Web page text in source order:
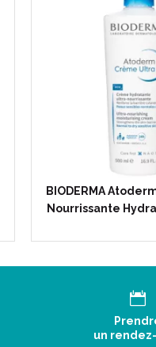
BIODERMA
Nourrissante
un